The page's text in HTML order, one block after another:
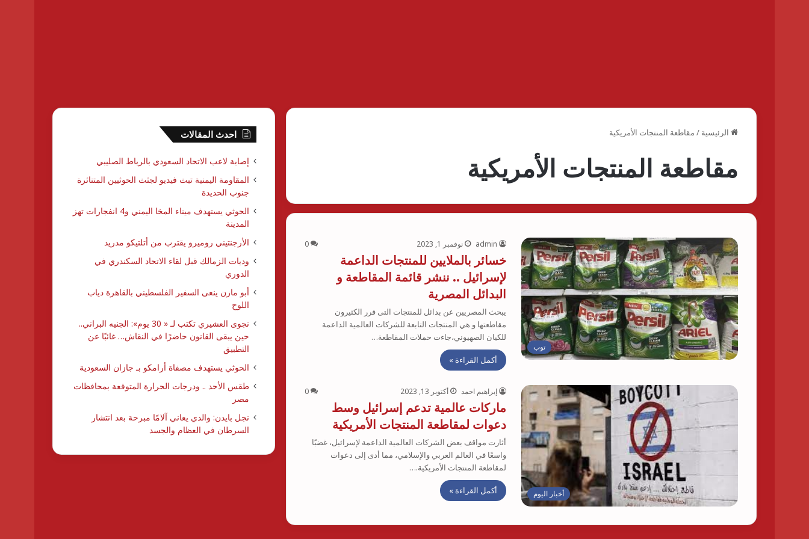
الرئيسية / مقاطعة المنتجات الأمريكية
مقاطعة المنتجات الأمريكية
توب
admin نوفمبر 1, 2023 0
خسائر بالملايين للمنتجات الداعمة
لإسرائيل .. ننشر قائمة المقاطعة و
البدائل المصرية
يبحث المصريين عن بدائل للمنتجات التى قرر الكثيرون
مقاطعتها و هي المنتجات التابعة للشركات العالمية الداعمة
للكيان الصهيوني،جاءت حملات المقاطعة…
أكمل القراءة »
أخبار اليوم
إبراهيم احمد أكتوبر 13, 2023 0
ماركات عالمية تدعم إسرائيل وسط
دعوات لمقاطعة المنتجات الأمريكية
أثارت مواقف بعض الشركات العالمية الداعمة لإسرائيل، غضبًا
واسعًا في العالم العربي والإسلامي، مما أدى إلى دعوات
لمقاطعة المنتجات الأمريكية.…
أكمل القراءة »
احدث المقالات
إصابة لاعب الاتحاد السعودي بالرباط الصليبي
المقاومة اليمنية تبث فيديو لجثث الحوثيين المتناثرة
جنوب الحديدة
الحوثي يستهدف ميناء المخا اليمني و4 انفجارات تهز
المدينة
الأرجنتيني روميرو يقترب من أتلتيكو مدريد
وديات الزمالك قبل لقاء الاتحاد السكندري في
الدوري
أبو مازن ينعى السفير الفلسطيني بالقاهرة دياب
اللوح
نجوى العشيري تكتب لـ « 30 يوم»: الجنيه البراني..
حين يبقى القانون حاضرًا في النقاش… غائبًا عن
التطبيق
الحوثي يستهدف مصفاة أرامكو بـ جازان السعودية
طقس الأحد .. ودرجات الحرارة المتوقعة بمحافظات
مصر
نجل بايدن: والدي يعاني آلامًا مبرحة بعد انتشار
السرطان في العظام والجسد